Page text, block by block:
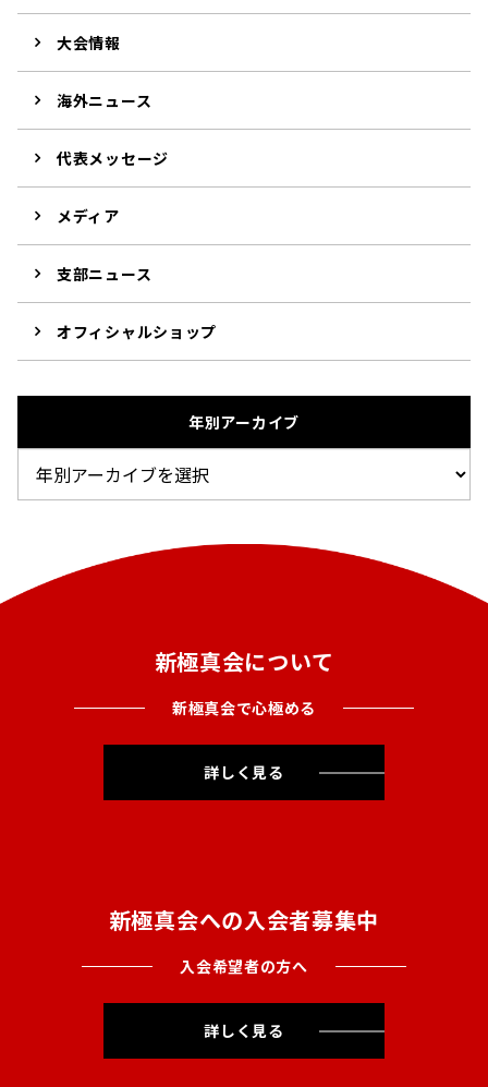
大会情報
海外ニュース
代表メッセージ
メディア
支部ニュース
オフィシャルショップ
年別アーカイブ
新極真会について
新極真会で心極める
詳しく見る
新極真会への入会者募集中
入会希望者の方へ
詳しく見る